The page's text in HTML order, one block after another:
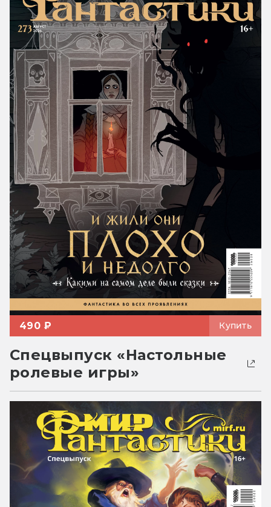
490 ₽ Купить
Спецвыпуск «Настольные
ролевые игры»